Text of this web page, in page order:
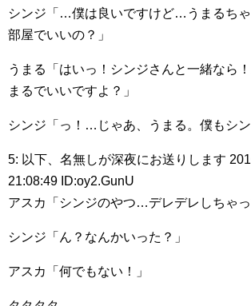
シンジ「…僕は良いですけど…うまるち
部屋でいいの？」
うまる「はいっ！シンジさんと一緒なら
まるでいいですよ？」
シンジ「っ！…じゃあ、うまる。僕もシン
5: 以下、名無しが深夜にお送りします
21:08:49 ID:oy2.GunU
アスカ「シンジのやつ…デレデレしちゃ
シンジ「ん？なんかいった？」
アスカ「何でもない！」